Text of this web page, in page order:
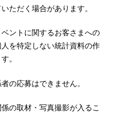
ただく場合があります。
ントに関するお客さまへの
を特定しない統計資料の作
。
の応募はできません。
の取材・写真撮影が入るこ